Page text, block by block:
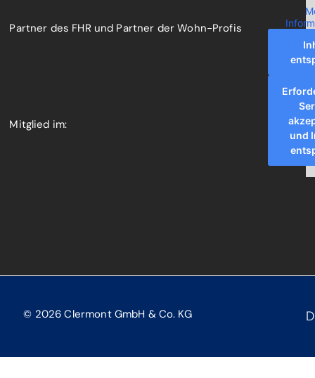
Partner des FHR und Partner der Wohn-Profis
Mitglied im:
und
© 2026 Clermont GmbH & Co. KG